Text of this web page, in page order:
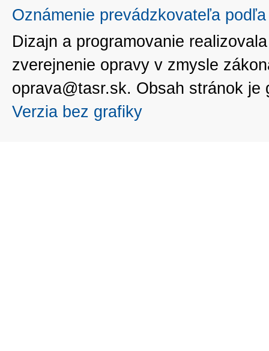
Oznámenie prevádzkovateľa
Dizajn a programovanie
zverejnenie opravy v zmysle
oprava@tasr.sk. Obsah stránok
Verzia bez grafiky